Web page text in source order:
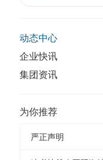
动态中心
企业快讯
集团资讯
为你推荐
严正声明